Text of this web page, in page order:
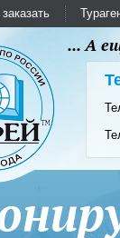
заказать
... А